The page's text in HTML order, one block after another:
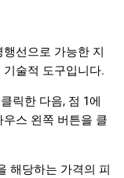
선으로 가능한 지
술적 도구입니다.
릭한 다음, 점 1에
스 왼쪽 버튼을 클
해당하는 가격의 피